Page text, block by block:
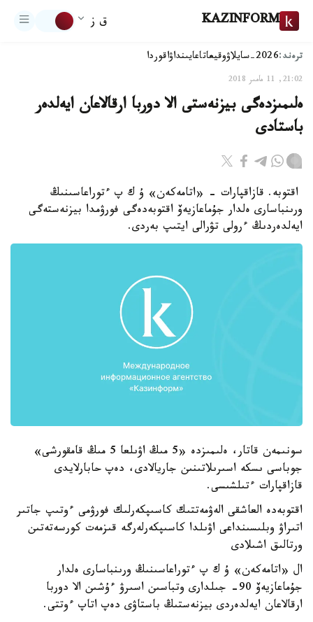
KAZINFORM ق ز
ترەند:2026-سايلاۋ وقيعاتاعايىنداۋاقوردا
21:02, 11 مامىر 2018
ەلىمىزدەگى بيزنەستى الا دوربا ارقالاعان ايەلدەر
باستادى
اقتوبە. قازاقپارات - «اتامەكەن» ۇ ك پ ءتوراعاسىنىڭ
ورىنباسارى ەلدار جۇماعازيەۆ اقتوبەدەگى فورۋمدا بيزنەستەگى
ايەلدەردىڭ ءرولى تۋرالى ايتىپ بەردى.
سونىمەن قاتار، ەلىمىزدە «5 مىڭ اۋىلعا 5 مىڭ قامقورشى»
جوباسى ىسكە اسىرىلاتىنىن جاريالادى، دەپ حابارلايدى
قازاقپارات ءتىلشىسى.
اقتوبەدە العاشقى الەۋمەتتىك كاسىپكەرلىك فورۋمى ءوتىپ جاتىر
اتىراۋ وبلىسىنداعى اۋىلدا كاسىپكەرلەرگە قىزمەت كورسەتەتىن
ورتالىق اشىلادى
ال «اتامەكەن» ۇ ك پ ءتوراعاسىنىڭ ورىنباسارى ەلدار
جۇماعازيەۆ 90- جىلدارى وتباسىن اسىرۋ ءۇشىن الا دوربا
ارقالاعان ايەلدەردى بيزنەستىڭ باستاۋى دەپ اتاپ ءوتتى.